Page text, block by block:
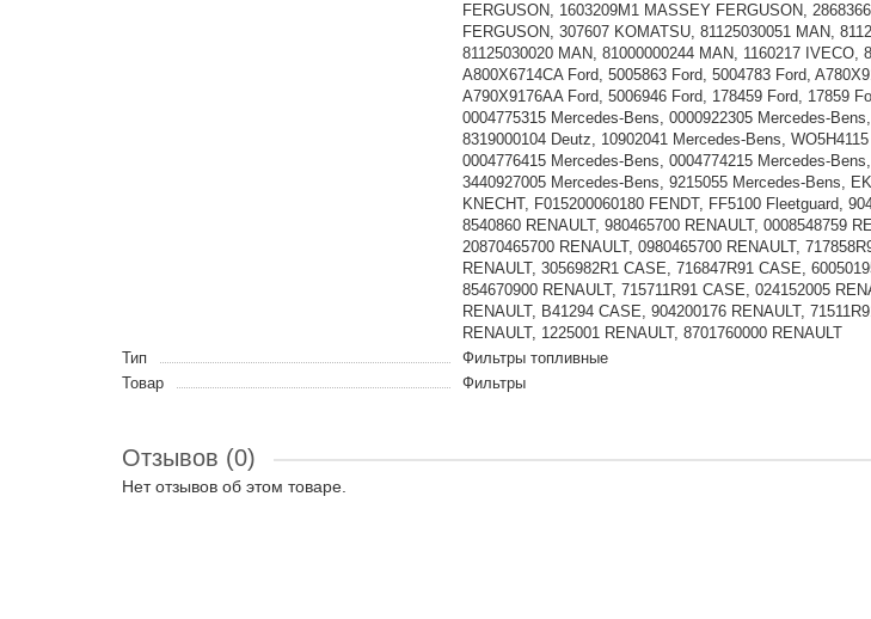
FERGUSON, 1603209M1 MASSEY FERGUSON,
FERGUSON, 307607 KOMATSU, 81125030051 MAN,
81125030020 MAN, 81000000244 MAN, 1160217 IVECO,
A800X6714CA Ford, 5005863 Ford, 5004783 Ford,
A790X9176AA Ford, 5006946 Ford, 178459 Ford, 17859
0004775315 Mercedes-Bens, 0000922305 Mercedes-
8319000104 Deutz, 10902041 Mercedes-Bens,
0004776415 Mercedes-Bens, 0004774215 Mercedes-
3440927005 Mercedes-Bens, 9215055 Mercedes-Bens,
KNECHT, F015200060180 FENDT, FF5100 Fleetguard,
8540860 RENAULT, 980465700 RENAULT, 0008548759
20870465700 RENAULT, 0980465700 RENAULT,
RENAULT, 3056982R1 CASE, 716847R91 CASE,
854670900 RENAULT, 715711R91 CASE, 024152005
RENAULT, B41294 CASE, 904200176 RENAULT,
RENAULT, 1225001 RENAULT, 8701760000 RENAULT
Тип
Фильтры топливные
Товар
Фильтры
Отзывов (0)
Нет отзывов об этом товаре.